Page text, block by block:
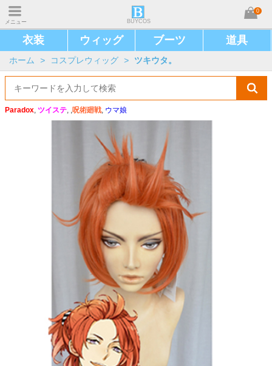
メニュー BUYCOS
0
衣装 ウィッグ ブーツ 道具
ホーム > コスプレウィッグ > ツキウタ。
Paradox, ツイステ, ,呪術廻戦, ウマ娘